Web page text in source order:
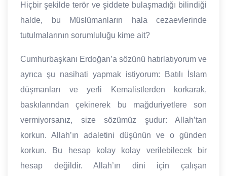
Hiçbir şekilde terör ve şiddete bulaşmadığı bilindiği
halde, bu Müslümanların hala cezaevlerinde
tutulmalarının sorumluluğu kime ait?
Cumhurbaşkanı Erdoğan’a sözünü hatırlatıyorum ve
ayrıca şu nasihati yapmak istiyorum: Batılı İslam
düşmanları ve yerli Kemalistlerden korkarak,
baskılarından çekinerek bu mağduriyetlere son
vermiyorsanız, size sözümüz şudur: Allah’tan
korkun. Allah’ın adaletini düşünün ve o günden
korkun. Bu hesap kolay kolay verilebilecek bir
hesap değildir. Allah’ın dini için çalışan